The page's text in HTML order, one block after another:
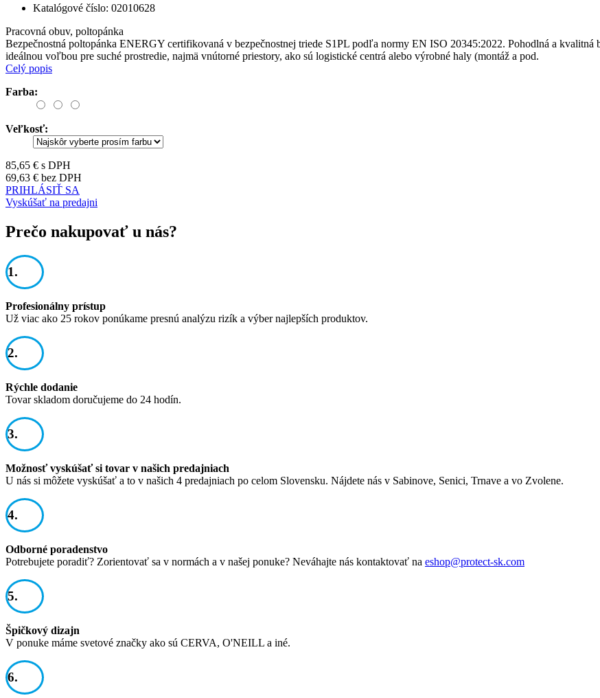
Katalógové číslo: 02010628
Pracovná obuv, poltopánka
Bezpečnostná poltopánka ENERGY certifikovaná v bezpečnostnej triede S1PL podľa normy EN ISO 20345:2022. Pohodlná a kvalitná
ideálnou voľbou pre suché prostredie, najmä vnútorné priestory, ako sú logistické centrá alebo výrobné haly (montáž a pod.
Celý popis
Farba:
Veľkosť:
85,65 € s DPH
69,63 € bez DPH
PRIHLÁSIŤ SA
Vyskúšať na predajni
Prečo nakupovať u nás?
1.
Profesionálny prístup
Už viac ako 25 rokov ponúkame presnú analýzu rizík a výber najlepších produktov.
2.
Rýchle dodanie
Tovar skladom doručujeme do 24 hodín.
3.
Možnosť vyskúšať si tovar v našich predajniach
U nás si môžete vyskúšať a to v našich 4 predajniach po celom Slovensku. Nájdete nás v Sabinove, Senici, Trnave a vo Zvolene.
4.
Odborné poradenstvo
Potrebujete poradiť? Zorientovať sa v normách a v našej ponuke? Neváhajte nás kontaktovať na eshop@protect-sk.com
5.
Špičkový dizajn
V ponuke máme svetové značky ako sú CERVA, O'NEILL a iné.
6.